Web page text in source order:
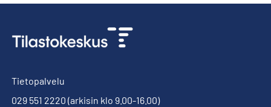
Tietopalvelu
029 551 2220 (arkisin klo 9.00-16.00)